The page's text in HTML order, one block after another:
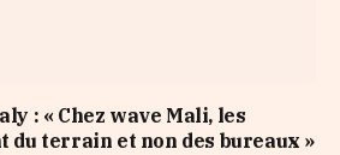
: « Chez wave Mali, les
du terrain et non des bureaux »